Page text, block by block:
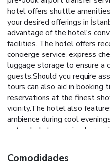
hotel offers shuttle
your desired offerings in
advantage of the hotel's
facilities. The hotel offers
concierge service, express
luggage storage to ensure a
guests.Should you require
tours can also aid in booking
reservations at the finest
vicinity.The hotel also
ambience during cool
extended stay or simply
accessible with the
Comodidades